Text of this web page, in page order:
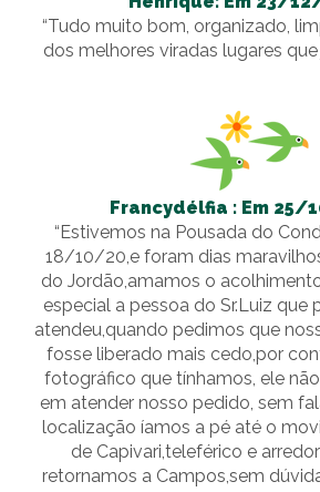
“Tudo muito bom, organizado,
dos melhores viradas lugares que
Francydélfia : Em 25/
“Estivemos na Pousada do
18/10/20,e foram dias
do Jordão,amamos o
especial a pessoa do Sr.Luiz que
atendeu,quando pedimos que
fosse liberado mais cedo,por
fotográfico que tínhamos, ele
em atender nosso pedido, sem
localização íamos a pé até o
de Capivari,teleférico e
retornamos a Campos,sem